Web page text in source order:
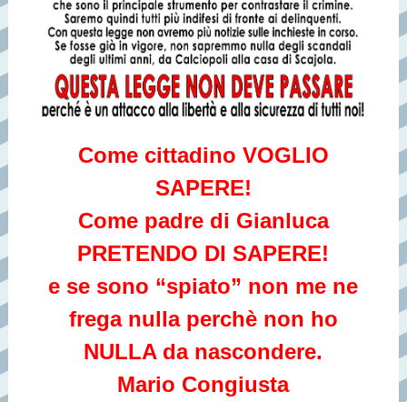
Come cittadino VOGLIO
SAPERE!
Come padre di Gianluca
PRETENDO DI SAPERE!
e se sono “spiato” non me ne
frega nulla perchè non ho
NULLA da nascondere.
Mario Congiusta